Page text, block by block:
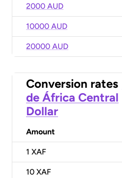
2000 AUD
10000 AUD
20000 AUD
Conversion rates
de África Central
Dollar
Amount
1 XAF
10 XAF